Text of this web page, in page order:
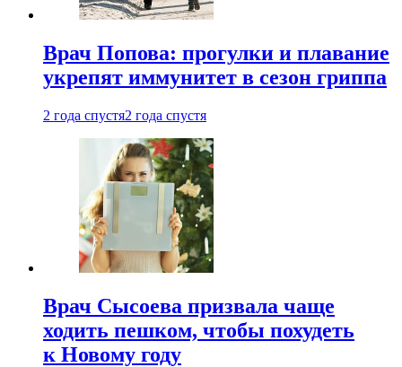
Врач Попова: прогулки и плавание
укрепят иммунитет в сезон гриппа
2 года спустя2 года спустя
Врач Сысоева призвала чаще
ходить пешком, чтобы похудеть
к Новому году